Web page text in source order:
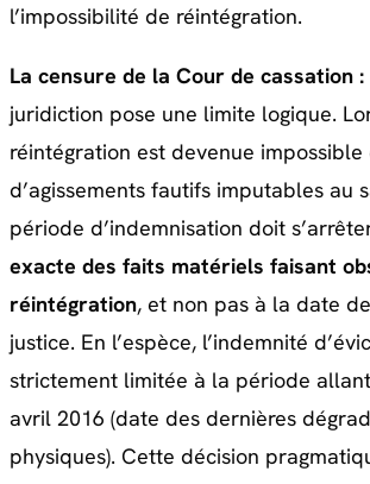
l’impossibilité de réintégration.
La censure de la Cour de cassation :
juridiction pose une limite logique.
réintégration est devenue impossible
d’agissements fautifs imputables au
période d’indemnisation doit
exacte des faits matériels faisant
réintégration, et non pas à la date
justice. En l’espèce, l’indemnité
strictement limitée à la période
avril 2016 (date des dernières
physiques). Cette décision